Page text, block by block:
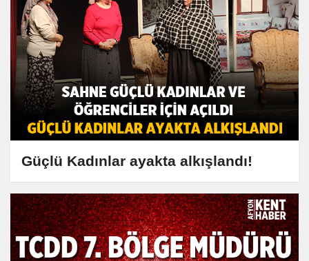
Güçlü Kadınlar ayakta alkışlandı!